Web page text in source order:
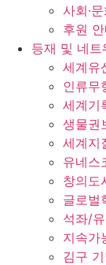
사회∙
후원 안
등재 및 네트
세계유
인류무
세계기
생물권
세계지
유네스
창의도
글로벌
석좌/
지속가
김구